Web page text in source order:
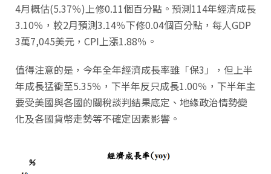
4月概估(5.37％)上修0.11個百分點。預測114年經濟成長
3.10％，較2月預測3.14％下修0.04個百分點，每人GDP
3萬7,045美元，CPI上漲1.88％。
值得注意的是，今年全年經濟成長率雖「保3」，但上半
年成長猛衝至5.35％，下半年反只成長1.00％，下半年主
要受美國與各國的關稅談判結果底定、地緣政治情勢變
化及各國貨幣走勢等不確定因素影響。